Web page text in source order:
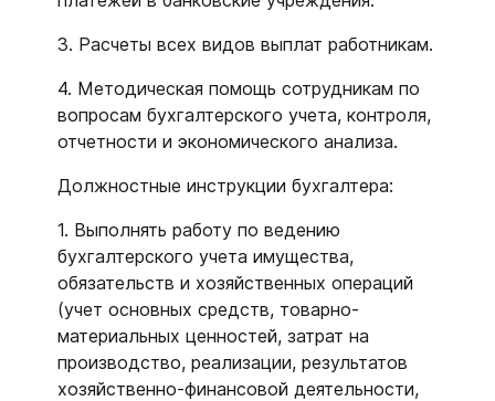
3. Расчеты всех видов выплат работникам.
4. Методическая помощь сотрудникам по
вопросам бухгалтерского учета, контроля,
отчетности и экономического анализа.
Должностные инструкции бухгалтера:
1. Выполнять работу по ведению
бухгалтерского учета имущества,
обязательств и хозяйственных операций
(учет основных средств, товарно-
материальных ценностей, затрат на
производство, реализации, результатов
хозяйственно-финансовой деятельности,